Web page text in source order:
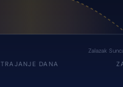
Zalazak
TRAJANJE DANA